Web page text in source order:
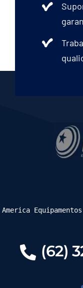
(62)